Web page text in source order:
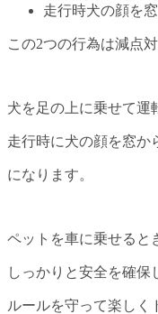
走行時犬の顔を
この2つの行為は減点
犬を足の上に乗せて運
走行時に犬の顔を窓か
になります。
ペットを車に乗せると
しっかりと安全を確保
ルールを守って楽しく